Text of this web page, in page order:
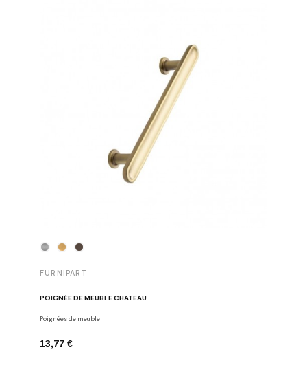
FURNIPART
POIGNÉE DE MEUBLE CHATEAU
Poignées de meuble
13,77 €